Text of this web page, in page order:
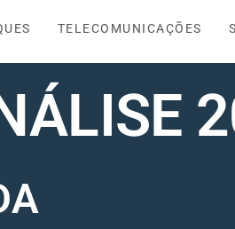
TELECOMUNICAÇÕES